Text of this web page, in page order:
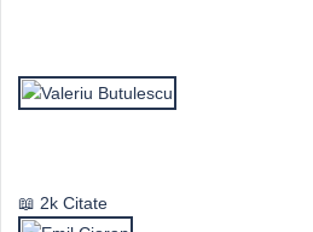
2k Citate